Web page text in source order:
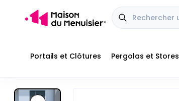
Portails et Clôtures Pergolas et Stores